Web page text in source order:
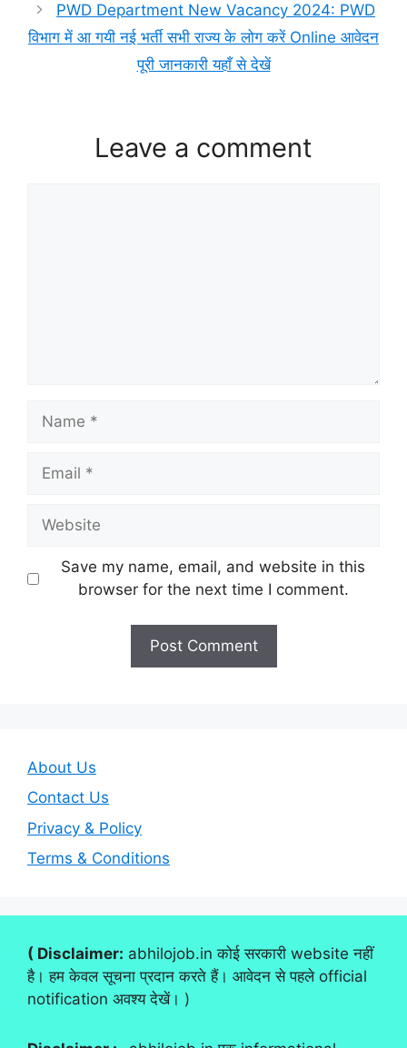
PWD Department New Vacancy 2024: PWD
विभाग में आ गयी नई भर्ती सभी राज्य के लोग करें Online आवेदन
पूरी जानकारी यहाँ से देखें
Leave a comment
Save my name, email, and website in this
browser for the next time I comment.
About Us
Contact Us
Privacy & Policy
Terms & Conditions
( Disclaimer: abhilojob.in कोई सरकारी website नहीं
है। हम केवल सूचना प्रदान करते हैं। आवेदन से पहले official
notification अवश्य देखें। )